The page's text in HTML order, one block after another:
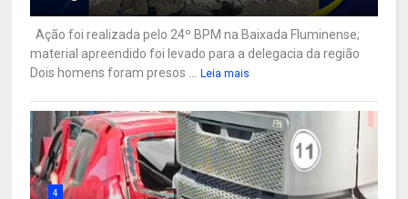
Ação foi realizada pelo 24º BPM na Baixada Fluminense;
material apreendido foi levado para a delegacia da região
Dois homens foram presos ...
Leia mais
4